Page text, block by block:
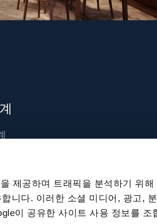
제공하며 트래픽을 분석하기 위
니다. 이러한 소셜 미디어, 광고,
이 공유한 사이트 사용 정보를 조
크 찾기